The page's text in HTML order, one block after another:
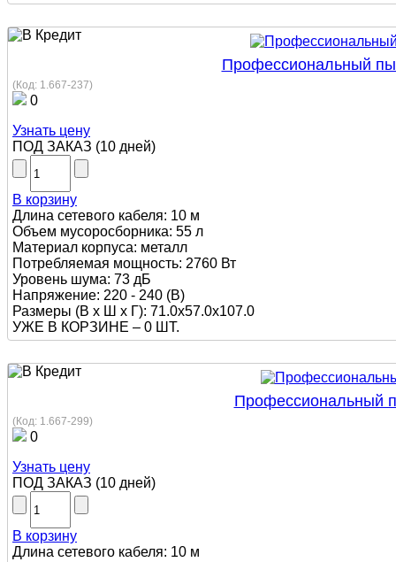
Профессиональный
(Код: 1.667-237)
0
Узнать цену
ПОД ЗАКАЗ (10 дней)
В корзину
Длина сетевого кабеля: 10 м
Объем мусоросборника: 55 л
Материал корпуса: металл
Потребляемая мощность: 2760 Вт
Уровень шума: 73 дБ
Напряжение: 220 - 240 (В)
Размеры (В х Ш х Г): 71.0x57.0x107.0
УЖЕ В КОРЗИНЕ – 0 ШТ.
Профессиональный
(Код: 1.667-299)
0
Узнать цену
ПОД ЗАКАЗ (10 дней)
В корзину
Длина сетевого кабеля: 10 м